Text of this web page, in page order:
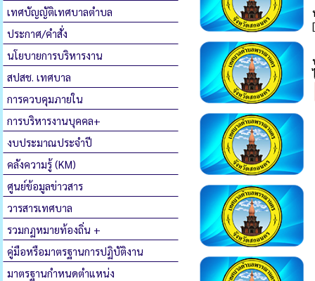
เทศบัญญัติเทศบาลตำบล
ประกาศ/คำสั่ง
นโยบายการบริหารงาน
สปสช. เทศบาล
การควบคุมภายใน
การบริหารงานบุคคล+
งบประมาณประจำปี
คลังความรู้ (KM)
ศูนย์ข้อมูลข่าวสาร
วารสารเทศบาล
รวมกฏหมายท้องถิ่น +
คู่มือหรือมาตรฐานการปฏิบัติงาน
มาตรฐานกำหนดตำแหน่ง